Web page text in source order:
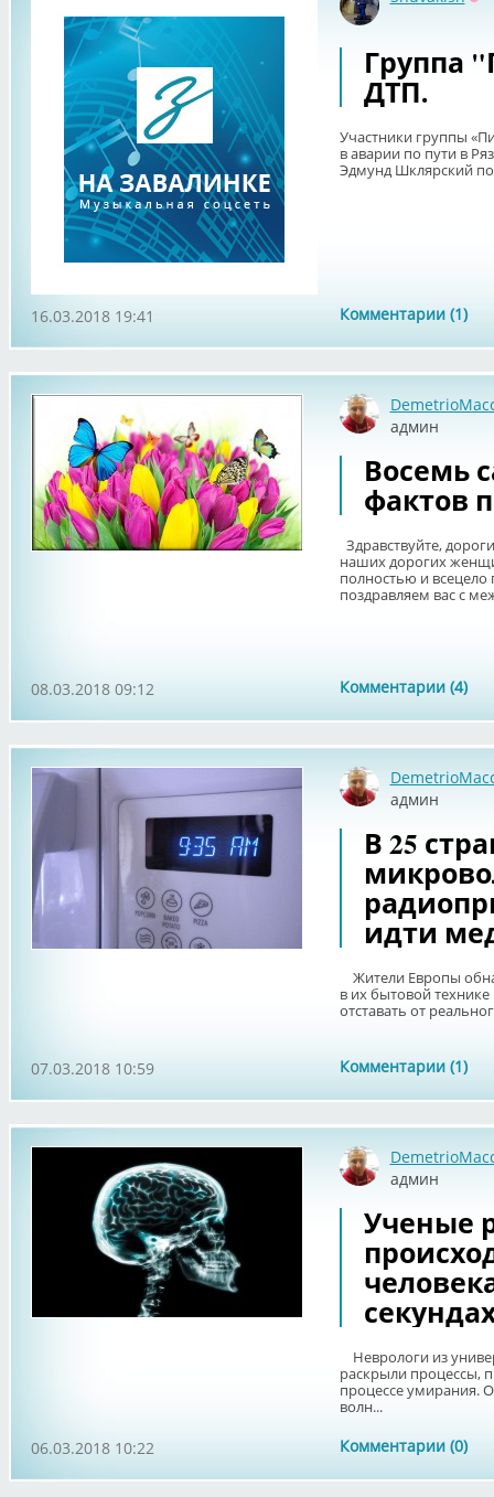
Группа
ДТП.
Участники группы
в аварии по пути в
Эдмунд Шклярский
Комментарии (1)
16.03.2018 19:41
админ
Восемь
фактов
Здравствуйте,
наших дорогих
полностью и
поздравляем вас с
Комментарии (4)
08.03.2018 09:12
админ
В 25
идти
Жители Европы
в их бытовой
отставать от
Комментарии (1)
07.03.2018 10:59
админ
Ученые
Неврологи из
раскрыли процессы,
процессе умирания.
волн...
Комментарии (0)
06.03.2018 10:22